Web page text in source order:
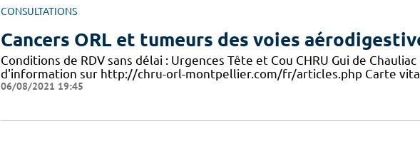
CONSULTATIONS
Cancers ORL et tumeurs des voies
Conditions de RDV sans délai : Urgences Tête et Cou CHRU Gui de
d'information sur http://chru-orl-montpellier.com/fr/articles.php Carte
06/08/2021 19:45